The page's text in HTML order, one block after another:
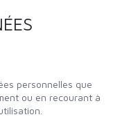
personnelles que
ou en recourant à